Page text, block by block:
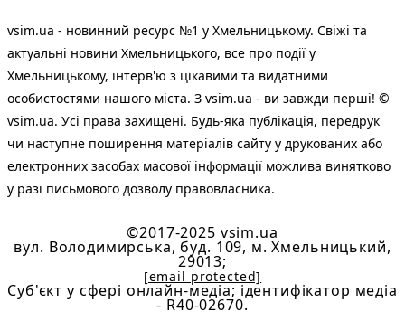
vsim.ua - новинний ресурс №1 у Хмельницькому. Свіжі та
актуальні новини Хмельницького, все про події у
Хмельницькому, інтерв'ю з цікавими та видатними
особистостями нашого міста. З vsim.ua - ви завжди перші! ©
vsim.ua. Усі права захищені. Будь-яка публiкацiя, передрук
чи наступне поширення матеріалів сайту у друкованих або
електронних засобах масової інформації можлива винятково
у разі письмового дозволу правовласника.
©2017-2025 vsim.ua
вул. Володимирська, буд. 109, м. Хмельницький,
29013;
[email protected]
Cуб'єкт у сфері онлайн-медіа; ідентифікатор медіа
- R40-02670.